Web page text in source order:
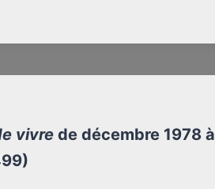
vivrede décembre 1978 à